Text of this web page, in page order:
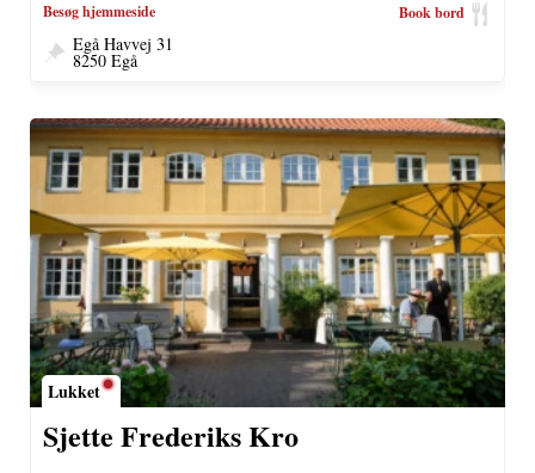
Besøg hjemmeside Book bord
Egå Havvej 31
8250 Egå
Lukket
Sjette Frederiks Kro